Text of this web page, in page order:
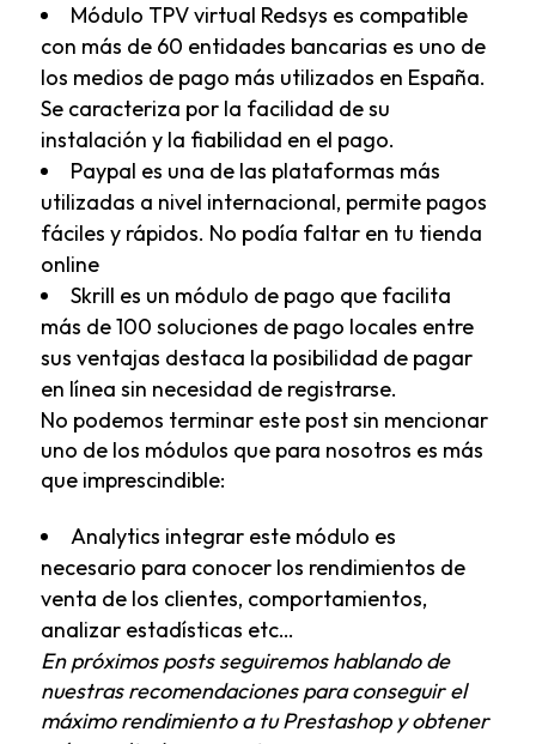
Módulo TPV virtual Redsys es compatible
con más de 60 entidades bancarias es uno de
los medios de pago más utilizados en España.
Se caracteriza por la facilidad de su
instalación y la fiabilidad en el pago.
Paypal es una de las plataformas más
utilizadas a nivel internacional, permite pagos
fáciles y rápidos. No podía faltar en tu tienda
online
Skrill es un módulo de pago que facilita
más de 100 soluciones de pago locales entre
sus ventajas destaca la posibilidad de pagar
en línea sin necesidad de registrarse.
No podemos terminar este post sin mencionar
uno de los módulos que para nosotros es más
que imprescindible:
Analytics integrar este módulo es
necesario para conocer los rendimientos de
venta de los clientes, comportamientos,
analizar estadísticas etc…
En próximos posts seguiremos hablando de
nuestras recomendaciones para conseguir el
máximo rendimiento a tu Prestashop y obtener